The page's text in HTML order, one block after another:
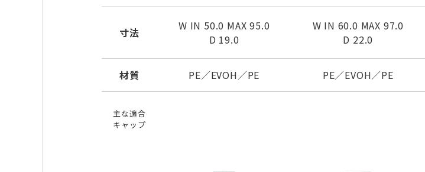
寸法
材質
主な適合
キャップ
W IN 50.0 MAX 95.0
D 19.0
PE／EVOH／PE
W IN 60.0 MAX 97.0
D 22.0
PE／EVOH／PE